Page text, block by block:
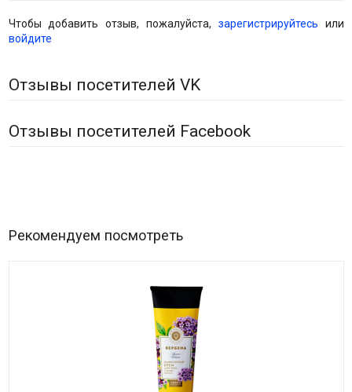
Чтобы добавить отзыв, пожалуйста, зарегистрируйтесь или
войдите
Отзывы посетителей VK
Отзывы посетителей Facebook
Рекомендуем посмотреть